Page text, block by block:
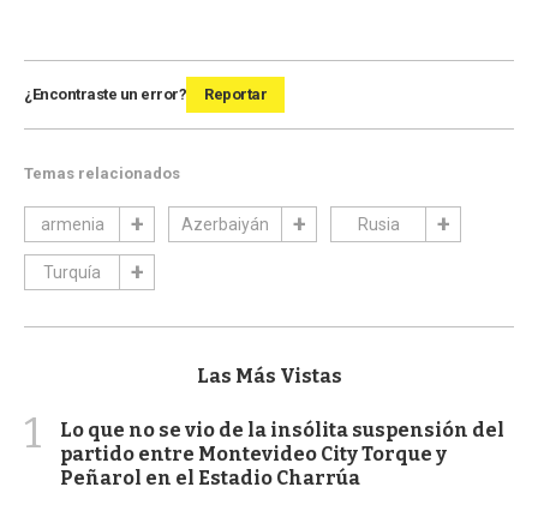
¿Encontraste un error? Reportar
Temas relacionados
armenia Azerbaiyán Rusia
Turquía
Las Más Vistas
1
Lo que no se vio de la insólita suspensión del
partido entre Montevideo City Torque y
Peñarol en el Estadio Charrúa